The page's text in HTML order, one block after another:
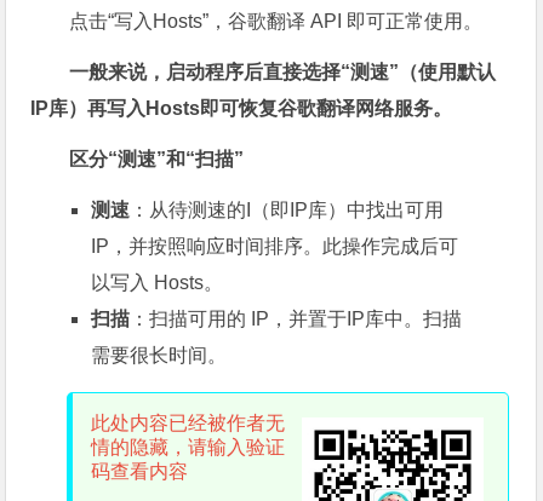
点击“写入Hosts”，谷歌翻译 API 即可正常使用。
一般来说，启动程序后直接选择“测速”（使用默认
IP库）再写入Hosts即可恢复谷歌翻译网络服务。
区分“测速”和“扫描”
测速 ：从待测速的I（即IP库）中找出可用
IP，并按照响应时间排序。此操作完成后可
以写入 Hosts。
扫描 ：扫描可用的 IP，并置于IP库中。扫描
需要很长时间。
此处内容已经被作者无
情的隐藏，请输入验证
码查看内容